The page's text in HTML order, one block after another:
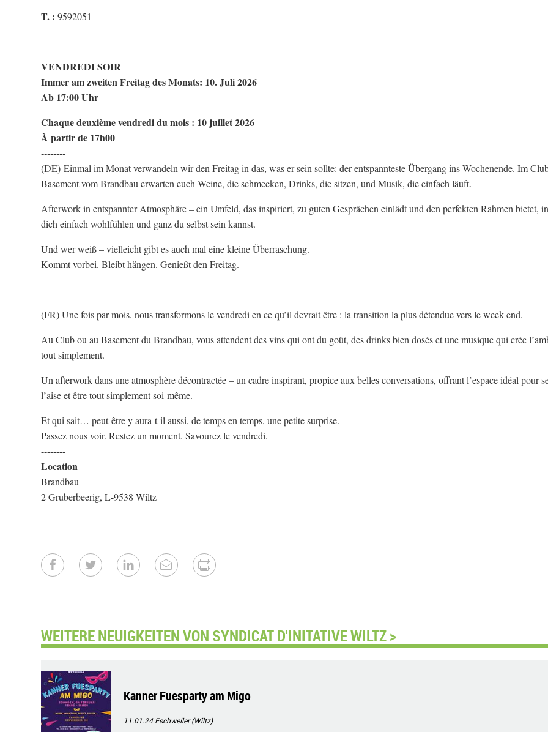
T. : 9592051
VENDREDI SOIR
Immer am zweiten Freitag des Monats: 10. Juli 2026
Ab 17:00 Uhr
Chaque deuxième vendredi du mois : 10 juillet 2026
À partir de 17h00
--------
(DE) Einmal im Monat verwandeln wir den Freitag in das, was er sein sollte: der entspannteste Übergang ins Wochenende. Im
Basement vom Brandbau erwarten euch Weine, die schmecken, Drinks, die sitzen, und Musik, die einfach läuft.
Afterwork in entspannter Atmosphäre – ein Umfeld, das inspiriert, zu guten Gesprächen einlädt und den perfekten Rahmen bietet,
dich einfach wohlfühlen und ganz du selbst sein kannst.
Und wer weiß – vielleicht gibt es auch mal eine kleine Überraschung.
Kommt vorbei. Bleibt hängen. Genießt den Freitag.
(FR) Une fois par mois, nous transformons le vendredi en ce qu’il devrait être : la transition la plus détendue vers le week-end.
Au Club ou au Basement du Brandbau, vous attendent des vins qui ont du goût, des drinks bien dosés et une musique qui crée
tout simplement.
Un afterwork dans une atmosphère décontractée – un cadre inspirant, propice aux belles conversations, offrant l’espace idéal pour
l’aise et être tout simplement soi-même.
Et qui sait… peut-être y aura-t-il aussi, de temps en temps, une petite surprise.
Passez nous voir. Restez un moment. Savourez le vendredi.
--------
Location
Brandbau
2 Gruberbeerig, L-9538 Wiltz
WEITERE NEUIGKEITEN VON SYNDICAT D'INITATIVE WILTZ >
Kanner Fuesparty am Migo
11.01.24Eschweiler (Wiltz)